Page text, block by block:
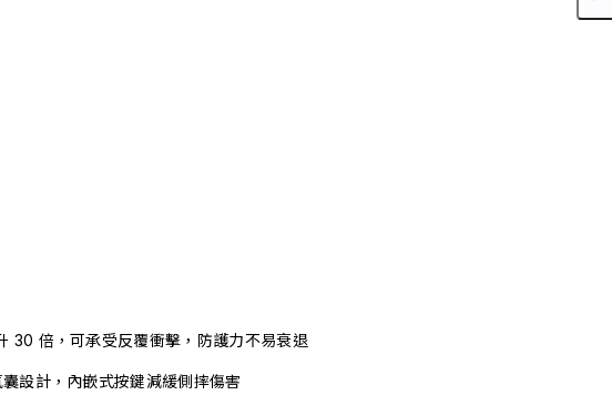
30 倍，可承受反覆衝擊，防護力不易衰退
設計，內嵌式按鍵減緩側摔傷害